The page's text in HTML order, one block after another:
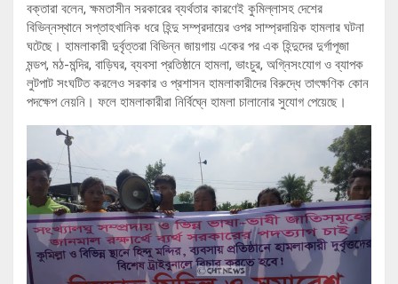
বক্তারা বলেন, ক্ষমতাসীন সরকারের ব্যর্থতার কারণেই কুমিল্লাসহ দেশের
বিভিন্নস্থানে সপ্তাহখানিক ধরে হিন্দু সম্প্রদায়ের ওপর সাম্প্রদায়িক হামলার ঘটনা
ঘটেছে। হামলাকারী দুর্বৃত্তরা বিভিন্ন জায়গায় একের পর এক হিন্দুদের দুর্গাপূজা
মন্ডপ, মঠ-মন্দির, বাড়িঘর, ব্যবসা প্রতিষ্ঠানে হামলা, ভাংচুর, অগ্নিসংযোগ ও ব্যাপক
লুটপাট সংঘটিত করলেও সরকার ও প্রশাসন হামলাকারীদের বিরুদ্ধে তাৎক্ষণিক কোন
পদক্ষেপ নেয়নি। ফলে হামলাকারীরা নির্বিঘ্নে হামলা চালানোর সুযোগ পেয়েছে।